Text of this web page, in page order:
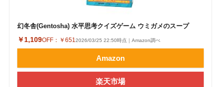
マーケ×ITの今がよく分かる
ITエンジニア向け専門サイト
企業向けIT製品の総合サイト
幻冬舎(Gentosha) 水平思考クイズゲーム ウミガメのスープ
￥1,109OFF： ￥6512026/03/25 22:50時点｜Amazon調べ
Amazon
楽天市場